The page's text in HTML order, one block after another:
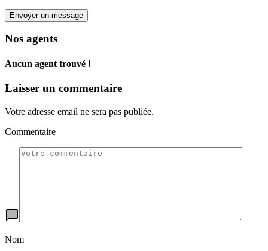
Envoyer un message
Nos agents
Aucun agent trouvé !
Laisser un commentaire
Votre adresse email ne sera pas publiée.
Commentaire
Nom